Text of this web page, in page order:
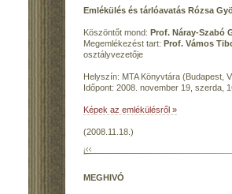
Emlékülés és tárlóavatás Rózsa
Köszöntőt mond: Prof. Náray-Szabó
Megemlékezést tart: Prof. Vámos
osztályvezetője
Helyszín: MTA Könyvtára (Budapest,
Időpont: 2008. november 19, szerda,
Képek az emlékülésről »
(2008.11.18.)
MEGHIVÓ